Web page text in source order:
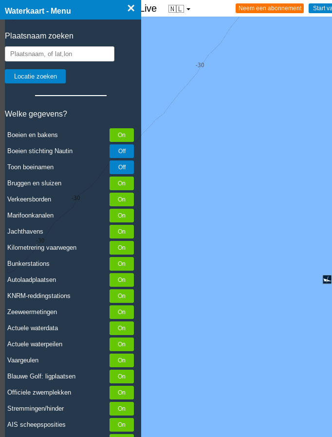
Waterkaart - Menu ×
Plaatsnaam zoeken
Welke gegevens?
Boeien en bakens
Boeien stichting Nautin
Toon boeinamen
Bruggen en sluizen
Verkeersborden
Marifoonkanalen
Jachthavens
Kilometrering vaarwegen
Bunkerstations
Autolaadplaatsen
KNRM-reddingstations
Zeeweermetingen
Actuele waterdata
Actuele waterpeilen
Vaargeulen
Blauwe Golf: ligplaatsen
Officiele zwemplekken
Stremmingen/hinder
AIS scheepsposities
☰ Waterkaart van Nederland - Live 🇳🇱